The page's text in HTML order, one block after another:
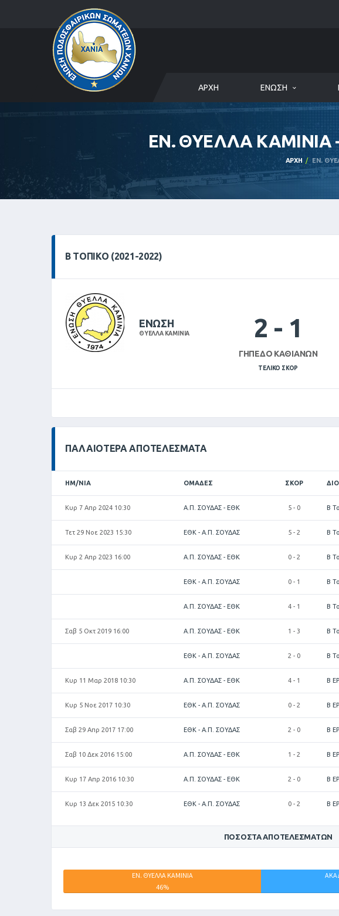
ΑΡΧΉ ΈΝΩΣΗ
ΕΝ. ΘΥΕΛΛΑ
ΑΡΧΉ ΕΝ.
Β ΤΟΠΙΚΌ (2021-2022)
ΕΝΩΣΗ
ΘΥΕΛΛΑ ΚΑΜΙΝΙΑ 2 - 1
ΓΉΠΕΔΟ ΚΑΘΙΑΝΏΝ
ΤΕΛΙΚΌ ΣΚΟΡ
ΠΑΛΑΙΌΤΕΡΑ ΑΠΟΤΕΛΈΣΜΑΤΑ
ΗΜ/ΝΊΑ ΟΜΆΔΕΣ ΣΚΟΡ
Κυρ 7 Απρ 2024 10:30 Α.Π. ΣΟΥΔΑΣ - ΕΘΚ 5 - 0 Β
Τετ 29 Νοε 2023 15:30 ΕΘΚ - Α.Π. ΣΟΥΔΑΣ 5 - 2 Β
Κυρ 2 Απρ 2023 16:00 Α.Π. ΣΟΥΔΑΣ - ΕΘΚ 0 - 2 Β
ΕΘΚ - Α.Π. ΣΟΥΔΑΣ 0 - 1 Β
Α.Π. ΣΟΥΔΑΣ - ΕΘΚ 4 - 1 Β
Σαβ 5 Οκτ 2019 16:00 Α.Π. ΣΟΥΔΑΣ - ΕΘΚ 1 - 3 Β
ΕΘΚ - Α.Π. ΣΟΥΔΑΣ 2 - 0 Β
Κυρ 11 Μαρ 2018 10:30 Α.Π. ΣΟΥΔΑΣ - ΕΘΚ 4 - 1 Β
Κυρ 5 Νοε 2017 10:30 ΕΘΚ - Α.Π. ΣΟΥΔΑΣ 0 - 2 Β
Σαβ 29 Απρ 2017 17:00 ΕΘΚ - Α.Π. ΣΟΥΔΑΣ 2 - 0 Β
Σαβ 10 Δεκ 2016 15:00 Α.Π. ΣΟΥΔΑΣ - ΕΘΚ 1 - 2 Β
Κυρ 17 Απρ 2016 10:30 Α.Π. ΣΟΥΔΑΣ - ΕΘΚ 2 - 0 Β
Κυρ 13 Δεκ 2015 10:30 ΕΘΚ - Α.Π. ΣΟΥΔΑΣ 0 - 2 Β
ΠΟΣΟΣΤΆ ΑΠΟΤΕΛΕΣΜΆΤΩΝ
ΕΝ. ΘΥΕΛΛΑ ΚΑΜΙΝΙΑ
46%